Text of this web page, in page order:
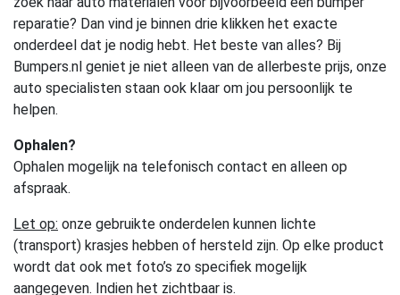
reparatie? Dan vind je binnen drie klikken het exacte
onderdeel dat je nodig hebt. Het beste van alles? Bij
Bumpers.nl geniet je niet alleen van de allerbeste prijs, onze
auto specialisten staan ook klaar om jou persoonlijk te
helpen.
Ophalen?
Ophalen mogelijk na telefonisch contact en alleen op
afspraak.
Let op: onze gebruikte onderdelen kunnen lichte
(transport) krasjes hebben of hersteld zijn. Op elke product
wordt dat ook met foto’s zo specifiek mogelijk
aangegeven. Indien het zichtbaar is.